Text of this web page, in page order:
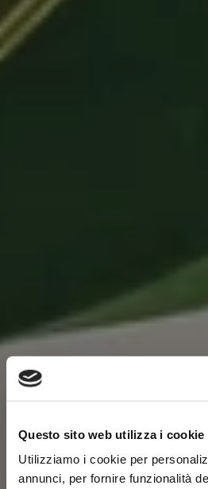
Questo sito web utilizza i cookie
Utilizziamo i cookie per
annunci, per fornire funzionalità